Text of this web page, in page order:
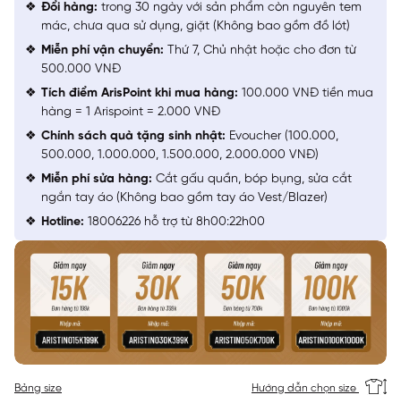
Bảng size Hướng dẫn chọn size
Đổi hàng: trong 30 ngày với sản phẩm còn nguyên tem
mác, chưa qua sử dụng, giặt (Không bao gồm đồ lót)
Miễn phí vận chuyển: Thứ 7, Chủ nhật hoặc cho đơn từ
500.000 VNĐ
Tích điểm ArisPoint khi mua hàng: 100.000 VNĐ tiền mua
hàng = 1 Arispoint = 2.000 VNĐ
Chính sách quà tặng sinh nhật: Evoucher (100.000,
500.000, 1.000.000, 1.500.000, 2.000.000 VNĐ)
Miễn phí sửa hàng: Cắt gấu quần, bóp bụng, sửa cắt
ngắn tay áo (Không bao gồm tay áo Vest/Blazer)
Hotline: 18006226 hỗ trợ từ 8h00:22h00